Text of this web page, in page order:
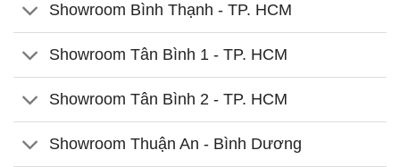
Showroom Bình Thạnh - TP. HCM
Showroom Tân Bình 1 - TP. HCM
Showroom Tân Bình 2 - TP. HCM
Showroom Thuận An - Bình Dương